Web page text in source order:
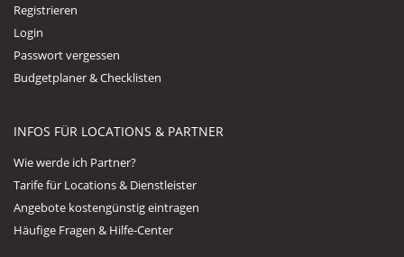
Registrieren
Login
Passwort vergessen
Budgetplaner & Checklisten
INFOS FÜR LOCATIONS & PARTNER
Wie werde ich Partner?
Tarife für Locations & Dienstleister
Angebote kostengünstig eintragen
Häufige Fragen & Hilfe-Center